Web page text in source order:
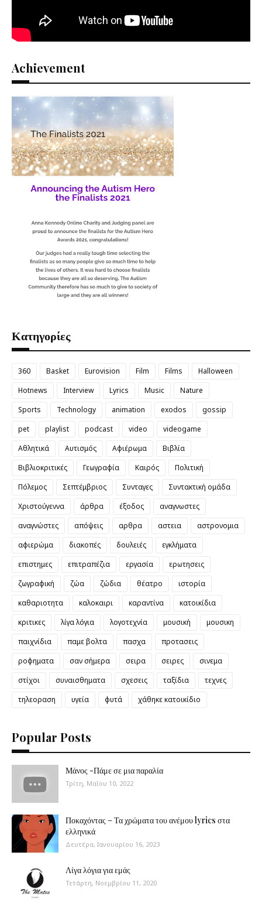
Achievement
Κατηγορίες
360 Basket Eurovision Film Films
Halloween
Hotnews
Interview Lyrics Music
Nature
Sports
Technology animation exodos
gossip
pet
playlist podcast video
videogame
Αθλητικά
Αυτισμός Αφιέρωμα
Βιβλία
Βιβλιοκριτικές
Γεωγραφία Καιρός
Πολιτική
Πόλεμος
Σεπτέμβριος Συνταγες
Συντακτική ομάδα
Χριστούγεννα
άρθρα έξοδος
αναγνωστες
αναγνώστες
απόψεις αρθρα αστεια
αστρονομια
αφιερώμα
διακοπές δουλειές
εγκλήματα
επιστημες
επιτραπέζια εργασία
ερωτησεις
ζωγραφική
ζώα ζώδια θέατρο
ιστορία
καθαριοτητα
καλοκαιρι καραντίνα
κατοικίδια
κριτικες
λίγα λόγια λογοτεχνία μουσική
μουσικη
παιχνίδια
παμε βολτα πασχα
προτασεις
ροφηματα
σαν σήμερα σειρα σειρες
σινεμα
στίχοι
συναισθηματα σχεσεις ταξίδια
τεχνες
τηλεοραση
υγεία φυτά χάθηκε κατοικίδιο
Popular Posts
Μάνος -Πάμε σε μια παραλία
Τρίτη, Μαΐου 10, 2022
Ποκαχόντας – Τα χρώματα του ανέμου lyrics στα
ελληνικά
Δευτέρα, Ιανουαρίου 16, 2023
Λίγα λόγια για εμάς
Τετάρτη, Νοεμβρίου 11, 2020